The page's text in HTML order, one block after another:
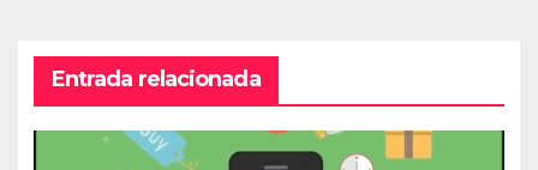
Entrada relacionada